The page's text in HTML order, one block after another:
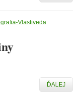
Vlastiveda
ĎALEJ